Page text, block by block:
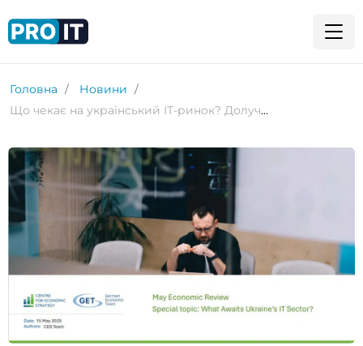
Головна
Новини
Що чекає на український ІТ-ринок? Долучайтеся до дискусії